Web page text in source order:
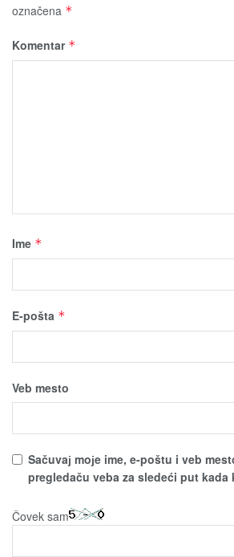
označena *
Komentar *
Ime *
E-pošta *
Veb mesto
Sačuvaј moјe ime, e-poštu i veb
pregledaču veba za sledeći put kada
Čovek sam